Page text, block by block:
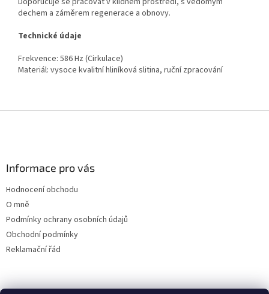
dechem a záměrem regenerace a obnovy.
Technické údaje
Frekvence: 586 Hz (Cirkulace)
Materiál: vysoce kvalitní hliníková slitina, ruční zpracování
Informace pro vás
Hodnocení obchodu
O mně
Podmínky ochrany osobních údajů
Obchodní podmínky
Reklamační řád